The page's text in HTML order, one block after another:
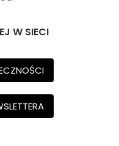
W SIECI